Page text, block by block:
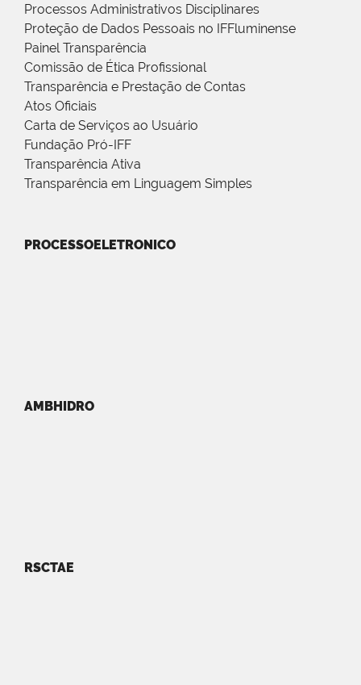
Processos Administrativos Disciplinares
Proteção de Dados Pessoais no IFFluminense
Painel Transparência
Comissão de Ética Profissional
Transparência e Prestação de Contas
Atos Oficiais
Carta de Serviços ao Usuário
Fundação Pró-IFF
Transparência Ativa
Transparência em Linguagem Simples
PROCESSOELETRONICO
AMBHIDRO
RSCTAE